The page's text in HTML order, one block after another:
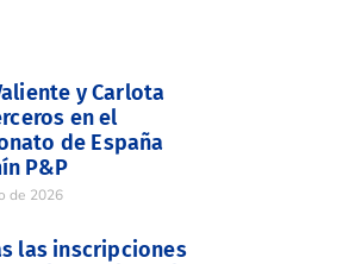
y Carlota
en el
de España
P&P
de 2026
las inscripciones